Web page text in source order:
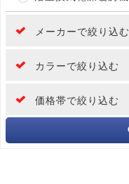
メーカーで絞り込む
カラーで絞り込む
価格帯で絞り込む